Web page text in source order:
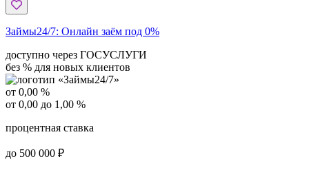
Займы24/7: Онлайн заём под 0%
доступно через ГОСУСЛУГИ
без % для новых клиентов
от 0,00 %
от 0,00 до 1,00 %
процентная ставка
до 500 000 ₽